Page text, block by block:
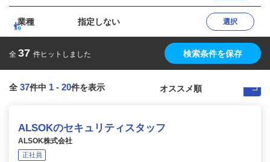
業種 指定しない 選択
全 37 件ヒットしました 検索条件を保存
全 37件中 1 - 20件を表示
ALSOKのセキュリティスタッフ
ALSOK株式会社
正社員